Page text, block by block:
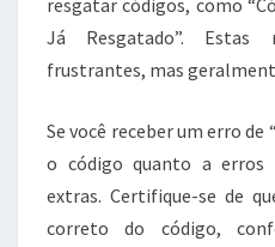
resgatar códigos, como
Já Resgatado”. Estas
frustrantes, mas
Se você receber um erro de
o código quanto a erros
extras. Certifique-se de
correto do código,